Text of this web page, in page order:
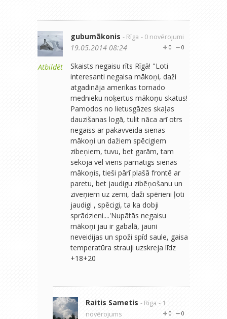
Atbildēt
gubumākonis - Rīga - 0 novērojumi
0
0
19.05.2014 08:24
Skaists negaisu rīts Rīgā! "Loti
interesanti negaisa mākoņi, daži
atgadināja amerikas tornado
mednieku noķertus mākoņu skatus!
Pamodos no lietusgāzes skaļas
dauzišanas logā, tulit nāca arī otrs
negaiss ar pakavveida sienas
mākoņi un dažiem spēcigiem
zibeņiem, tuvu, bet garām, tam
sekoja vēl viens pamatigs sienas
mākoņis, tieši pārī plašā frontē ar
paretu, bet jaudigu zibēņošanu un
ziveņiem uz zemi, daži spērieni ļoti
jaudigi , spēcigi, ta ka dobji
sprādzieni....'Nupātās negaisu
mākoņi jau ir gabalā, jauni
neveidijas un spoži spīd saule, gaisa
temperatūra strauji uzskreja līdz
+18+20
Raitis Sametis - Rīga - 1
novērojums
0
0